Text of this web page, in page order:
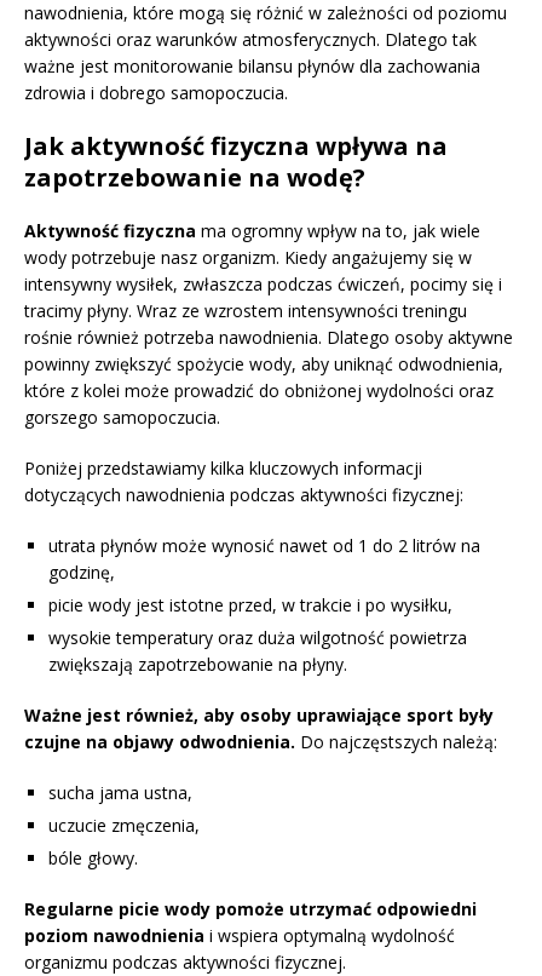
nawodnienia, które mogą się różnić w zależności od poziomu
aktywności oraz warunków atmosferycznych. Dlatego tak
ważne jest monitorowanie bilansu płynów dla zachowania
zdrowia i dobrego samopoczucia.
Jak aktywność fizyczna wpływa na
zapotrzebowanie na wodę?
Aktywność fizyczna ma ogromny wpływ na to, jak wiele
wody potrzebuje nasz organizm. Kiedy angażujemy się w
intensywny wysiłek, zwłaszcza podczas ćwiczeń, pocimy się i
tracimy płyny. Wraz ze wzrostem intensywności treningu
rośnie również potrzeba nawodnienia. Dlatego osoby aktywne
powinny zwiększyć spożycie wody, aby uniknąć odwodnienia,
które z kolei może prowadzić do obniżonej wydolności oraz
gorszego samopoczucia.
Poniżej przedstawiamy kilka kluczowych informacji
dotyczących nawodnienia podczas aktywności fizycznej:
utrata płynów może wynosić nawet od 1 do 2 litrów na
godzinę,
picie wody jest istotne przed, w trakcie i po wysiłku,
wysokie temperatury oraz duża wilgotność powietrza
zwiększają zapotrzebowanie na płyny.
Ważne jest również, aby osoby uprawiające sport były
czujne na objawy odwodnienia. Do najczęstszych należą:
sucha jama ustna,
uczucie zmęczenia,
bóle głowy.
Regularne picie wody pomoże utrzymać odpowiedni
poziom nawodnienia i wspiera optymalną wydolność
organizmu podczas aktywności fizycznej.